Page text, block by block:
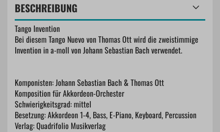
BESCHREIBUNG
Tango Invention
Bei diesem Tango Nuevo von Thomas Ott wird die zweistimmige
Invention in a-moll von Johann Sebastian Bach verwendet.
Komponisten: Johann Sebastian Bach & Thomas Ott
Komposition für Akkordeon-Orchester
Schwierigkeitsgrad: mittel
Besetzung: Akkordeon 1-4, Bass, E-Piano, Keyboard, Percussion
Verlag: Quadrifolio Musikverlag